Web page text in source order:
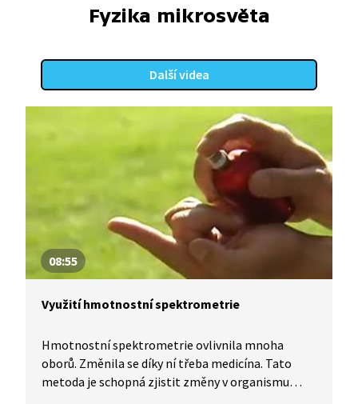
počítačové tomografie nebo magnetické
rezonance. Poté dochází k vlastnímu 3D tisku,
nejčastěji titan ve formě velmi jemného prášku.
Pomocí laserového paprsku dochází k roztavení
Fyzika mikrosvěta
Další videa
08:55
Využití hmotnostní spektrometrie
Hmotnostní spektrometrie ovlivnila mnoha
oborů. Změnila se díky ní třeba medicína. Tato
metoda je schopná zjistit změny v organismu